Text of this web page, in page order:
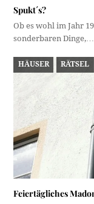
Spukt´s?
Ob es wohl im Jahr
sonderbaren Dinge,…
HÄUSER RÄTSEL
Feiertägliches